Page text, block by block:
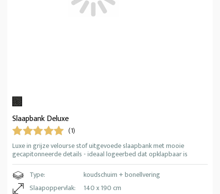
Slaapbank Deluxe
(1)
Luxe in grijze velourse stof uitgevoede slaapbank met mooie
gecapitonneerde details - ideaal logeerbed dat opklapbaar is
Type:
koudschuim + bonellvering
Slaapoppervlak:
140 x 190 cm